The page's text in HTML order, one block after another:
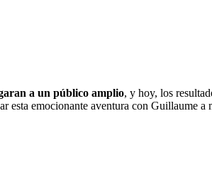
a un público amplio, y hoy, los
esta emocionante aventura con Guillaume